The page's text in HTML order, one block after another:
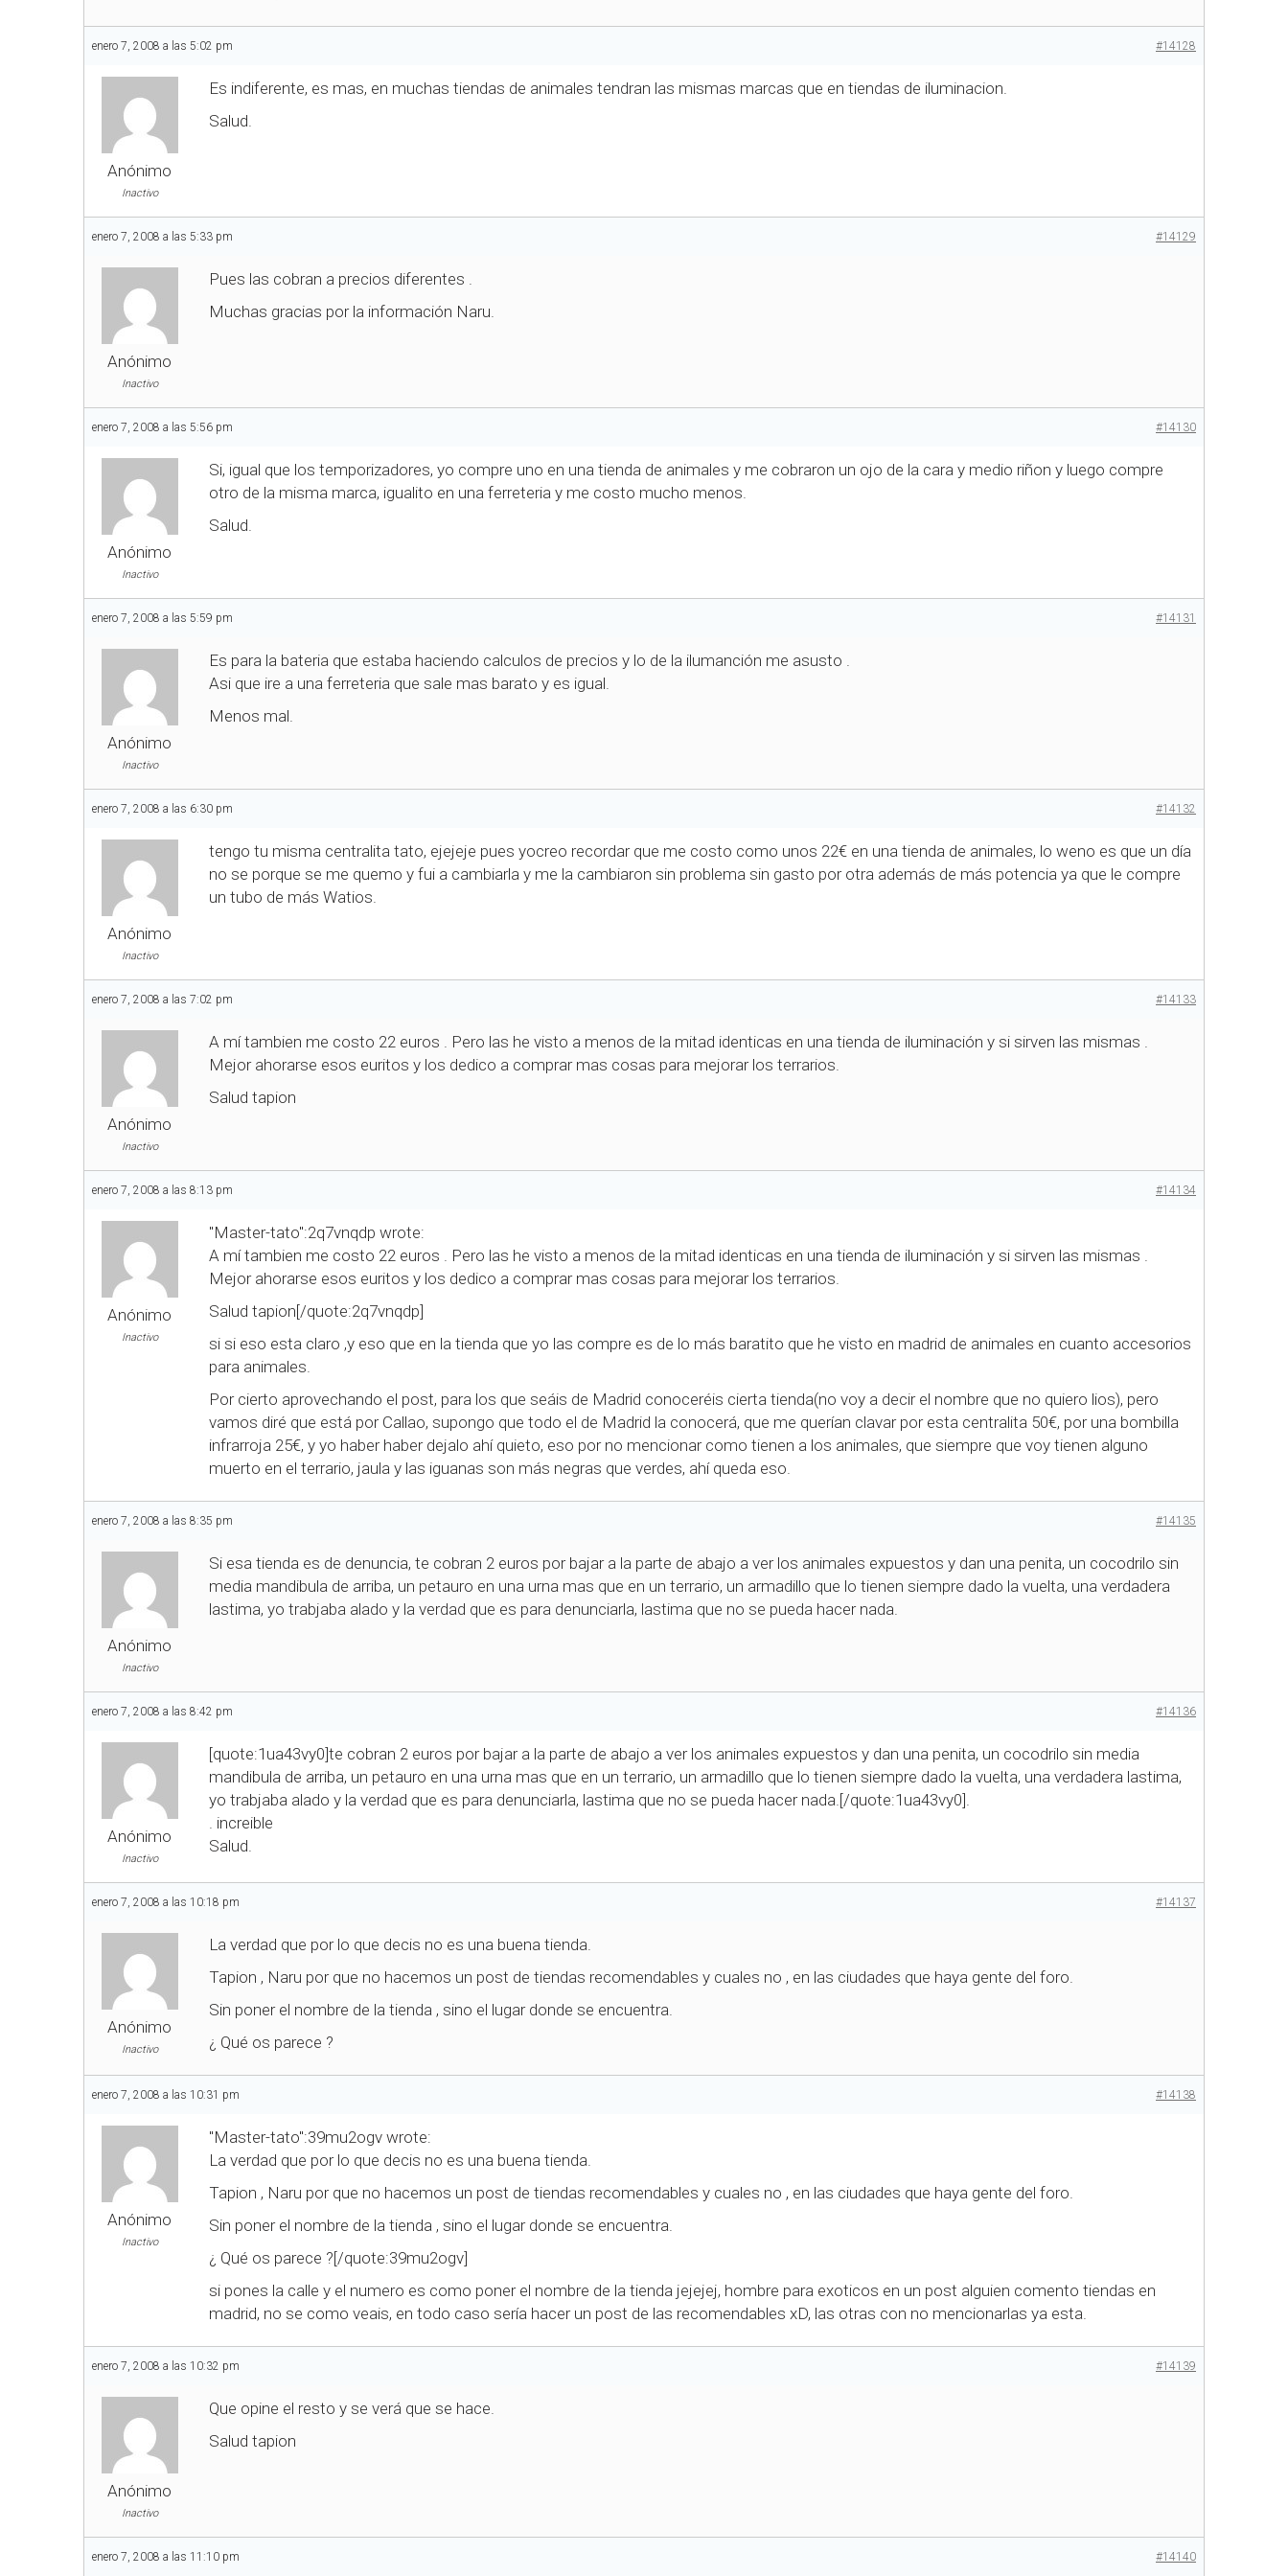
enero 7, 2008 a las 5:02 pm #14128
Anónimo
Inactivo
Es indiferente, es mas, en muchas tiendas de animales tendran las mismas marcas que en tiendas de iluminacion.
Salud.
enero 7, 2008 a las 5:33 pm #14129
Anónimo
Inactivo
Pues las cobran a precios diferentes .
Muchas gracias por la información Naru.
enero 7, 2008 a las 5:56 pm #14130
Anónimo
Inactivo
Si, igual que los temporizadores, yo compre uno en una tienda de animales y me cobraron un ojo de la cara y medio riñon y luego compre
otro de la misma marca, igualito en una ferreteria y me costo mucho menos.
Salud.
enero 7, 2008 a las 5:59 pm #14131
Anónimo
Inactivo
Es para la bateria que estaba haciendo calculos de precios y lo de la ilumanción me asusto .
Asi que ire a una ferreteria que sale mas barato y es igual.
Menos mal.
enero 7, 2008 a las 6:30 pm #14132
Anónimo
Inactivo
tengo tu misma centralita tato, ejejeje pues yocreo recordar que me costo como unos 22€ en una tienda de animales, lo weno es que un día
no se porque se me quemo y fui a cambiarla y me la cambiaron sin problema sin gasto por otra además de más potencia ya que le compre
un tubo de más Watios.
enero 7, 2008 a las 7:02 pm #14133
Anónimo
Inactivo
A mí tambien me costo 22 euros . Pero las he visto a menos de la mitad identicas en una tienda de iluminación y si sirven las mismas .
Mejor ahorarse esos euritos y los dedico a comprar mas cosas para mejorar los terrarios.
Salud tapion
enero 7, 2008 a las 8:13 pm #14134
Anónimo
Inactivo
"Master-tato":2q7vnqdp wrote:
A mí tambien me costo 22 euros . Pero las he visto a menos de la mitad identicas en una tienda de iluminación y si sirven las mismas .
Mejor ahorarse esos euritos y los dedico a comprar mas cosas para mejorar los terrarios.
Salud tapion[/quote:2q7vnqdp]
si si eso esta claro ,y eso que en la tienda que yo las compre es de lo más baratito que he visto en madrid de animales en cuanto accesorios
para animales.
Por cierto aprovechando el post, para los que seáis de Madrid conoceréis cierta tienda(no voy a decir el nombre que no quiero lios), pero
vamos diré que está por Callao, supongo que todo el de Madrid la conocerá, que me querían clavar por esta centralita 50€, por una bombilla
infrarroja 25€, y yo haber haber dejalo ahí quieto, eso por no mencionar como tienen a los animales, que siempre que voy tienen alguno
muerto en el terrario, jaula y las iguanas son más negras que verdes, ahí queda eso.
enero 7, 2008 a las 8:35 pm #14135
Anónimo
Inactivo
Si esa tienda es de denuncia, te cobran 2 euros por bajar a la parte de abajo a ver los animales expuestos y dan una penita, un cocodrilo sin
media mandibula de arriba, un petauro en una urna mas que en un terrario, un armadillo que lo tienen siempre dado la vuelta, una verdadera
lastima, yo trabjaba alado y la verdad que es para denunciarla, lastima que no se pueda hacer nada.
enero 7, 2008 a las 8:42 pm #14136
Anónimo
Inactivo
[quote:1ua43vy0]te cobran 2 euros por bajar a la parte de abajo a ver los animales expuestos y dan una penita, un cocodrilo sin media
mandibula de arriba, un petauro en una urna mas que en un terrario, un armadillo que lo tienen siempre dado la vuelta, una verdadera lastima,
yo trabjaba alado y la verdad que es para denunciarla, lastima que no se pueda hacer nada.[/quote:1ua43vy0].
. increible
Salud.
enero 7, 2008 a las 10:18 pm #14137
Anónimo
Inactivo
La verdad que por lo que decis no es una buena tienda.
Tapion , Naru por que no hacemos un post de tiendas recomendables y cuales no , en las ciudades que haya gente del foro.
Sin poner el nombre de la tienda , sino el lugar donde se encuentra.
¿ Qué os parece ?
enero 7, 2008 a las 10:31 pm #14138
Anónimo
Inactivo
"Master-tato":39mu2ogv wrote:
La verdad que por lo que decis no es una buena tienda.
Tapion , Naru por que no hacemos un post de tiendas recomendables y cuales no , en las ciudades que haya gente del foro.
Sin poner el nombre de la tienda , sino el lugar donde se encuentra.
¿ Qué os parece ?[/quote:39mu2ogv]
si pones la calle y el numero es como poner el nombre de la tienda jejejej, hombre para exoticos en un post alguien comento tiendas en
madrid, no se como veais, en todo caso sería hacer un post de las recomendables xD, las otras con no mencionarlas ya esta.
enero 7, 2008 a las 10:32 pm #14139
Anónimo
Inactivo
Que opine el resto y se verá que se hace.
Salud tapion
enero 7, 2008 a las 11:10 pm #14140